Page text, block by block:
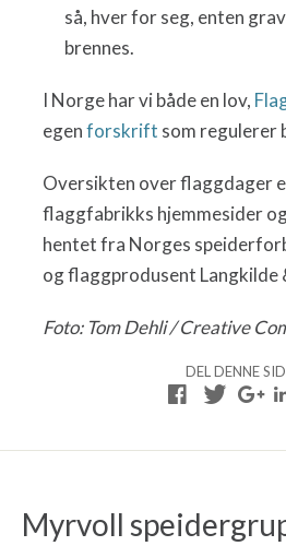
så, hver for seg, enten
brennes.
I Norge har vi både en lov,
egenforskrift som regulerer
Oversikten over flaggdager
flaggfabrikks hjemmesider
hentet fra Norges
og flaggprodusent Langkilde
Foto: Tom Dehli / Creative
DEL DENNE
Myrvoll